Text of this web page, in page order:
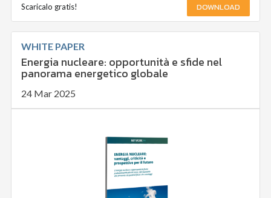
Scaricalo gratis! DOWNLOAD
WHITE PAPER
Energia nucleare: opportunità e sfide nel
panorama energetico globale
24 Mar 2025